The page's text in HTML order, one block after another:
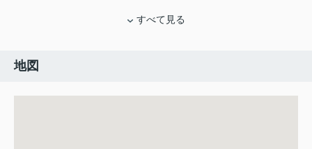
すべて見る
地図